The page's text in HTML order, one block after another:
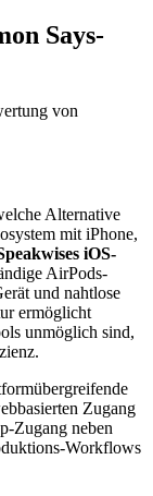
Says-
von
Alternative
mit iPhone,
iOS-
AirPods-
und nahtlose
ermöglicht
unmöglich sind,
Zugang
Zugang neben
Workflows